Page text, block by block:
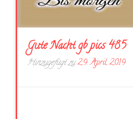
Gute Nacht gb pics 485
Hinzugefügt zu29. April 2019